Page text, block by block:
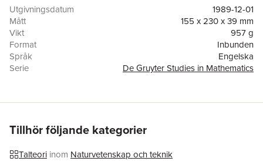
Utgivningsdatum
1989-12-01
Mått
155 x 230 x 39 mm
Vikt
957 g
Format
Inbunden
Språk
Engelska
Serie
De Gruyter Studies in Mathematics
Förlag
De Gruyter
Översättare
Tillhör följande kategorier
Talteori inom Naturvetenskap och teknik